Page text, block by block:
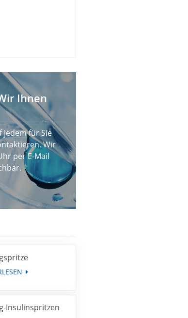
Ihnen
jedem für Sie
Wir
per E-Mail
Insulinspritzen